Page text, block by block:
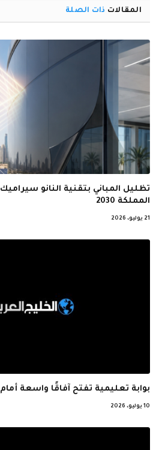
المقالات ذات الصلة
تظليل المباني بتقنية النانو
المملكة 2030
21 يوليو، 2026
بوابة تعليمية تفتح آفاقًا واسعة
10 يوليو، 2026